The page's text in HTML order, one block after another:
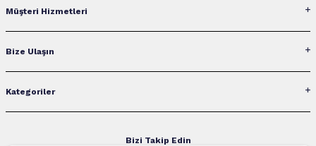
Müşteri Hizmetleri
Bize Ulaşın
Kategoriler
Bizi Takip Edin